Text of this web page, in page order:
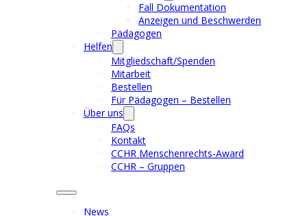
Fall Dokumentation
Anzeigen und Beschwerden
Pädagogen
Helfen
Mitgliedschaft/Spenden
Mitarbeit
Bestellen
Für Pädagogen – Bestellen
Über uns
FAQs
Kontakt
CCHR Menschenrechts-Award
CCHR – Gruppen
News